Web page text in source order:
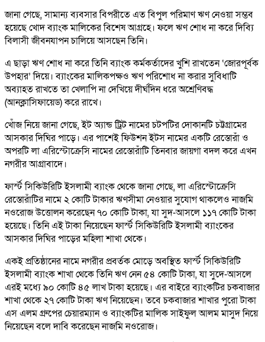
জানা গেছে, সামান্য ব্যবসার বিপরীতে এত বিপুল পরিমাণ ঋণ নেওয়া সম্ভব
হয়েছে খোদ ব্যাংক মালিকের বিশেষ আগ্রহে। ফলে ঋণ শোধ না করে দিব্যি
বিলাসী জীবনযাপন চালিয়ে আসছেন তিনি।
এ ছাড়া ঋণ শোধ না করে তিনি ব্যাংক কর্মকর্তাদের খুশি রাখতেন ‘জোরপূর্বক
উপহার’ দিয়ে। ব্যাংকের মালিকপক্ষও ঋণ পরিশোধ না করার সুবিধাটি
অব্যাহত রাখতে তা খেলাপি না দেখিয়ে দীর্ঘদিন ধরে অশ্রেণিবদ্ধ
(আনক্লাসিফায়েড) করে রাখে।
খোঁজ নিয়ে জানা গেছে, ইট অ্যান্ড ট্রিট নামের চটপটির দোকানটি চট্টগ্রামের
আসকার দিঘির পাড়ে। এর পাশেই ফিউশন ইটস নামের একটি রেস্তোরাঁ ও
অপরটি লা এরিস্টোক্রেসি নামের রেস্তোরাঁটি তিনবার জায়গা বদল করে এখন
নগরীর আগ্রাবাদে।
ফার্স্ট সিকিউরিটি ইসলামী ব্যাংক থেকে জানা গেছে, লা এরিস্টোক্রেসি
রেস্তোরাঁটির নামে ২ কোটি টাকার ঋণসীমা নেওয়ার সুযোগ থাকলেও নাজমি
নওরোজ উত্তোলন করেছেন ৭০ কোটি টাকা, যা সুদ-আসলে ১১৭ কোটি টাকা
হয়েছে। তিনি এই টাকা নিয়েছেন ফার্স্ট সিকিউরিটি ইসলামী ব্যাংকের
আসকার দিঘির পাড়ের মহিলা শাখা থেকে।
একই প্রতিষ্ঠানের নামে নগরীর প্রবর্তক মোড়ে অবস্থিত ফার্স্ট সিকিউরিটি
ইসলামী ব্যাংক শাখা থেকে তিনি ঋণ নেন ৫৪ কোটি টাকা, যা সুদে-আসলে
এরই মধ্যে ৯০ কোটি ৪৫ লাখ টাকা হয়েছে। এর বাইরে ব্যাংকটির চকবাজার
শাখা থেকে ২৭ কোটি টাকা ঋণ নিয়েছেন। তবে চকবাজার শাখার পুরো টাকা
এস এলম গ্রুপের চেয়ারম্যান ও ব্যাংকটির মালিক সাইফুল আলম মাসুদ নিয়ে
নিয়েছেন বলে দাবি করেছেন নাজমি নওরোজ।